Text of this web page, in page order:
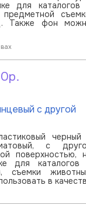
для каталогов
Также фон
с другой
черный
с
поверхностью,
для каталогов
съемки
в